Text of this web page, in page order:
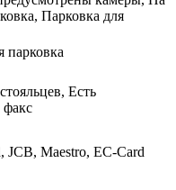
Парковка для
парковка
Есть
факс
JCB, Maestro, EC-Card